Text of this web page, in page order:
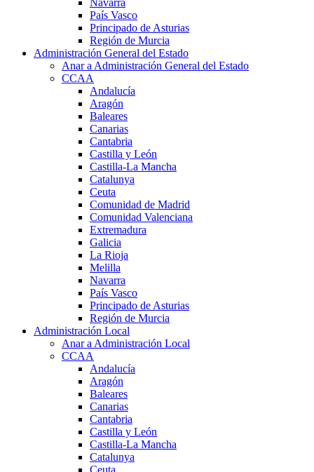
País Vasco
Principado de Asturias
Región de Murcia
Administración General del Estado
Anar a Administración General del Estado
CCAA
Andalucía
Aragón
Baleares
Canarias
Cantabria
Castilla y León
Castilla-La Mancha
Catalunya
Ceuta
Comunidad de Madrid
Comunidad Valenciana
Extremadura
Galicia
La Rioja
Melilla
Navarra
País Vasco
Principado de Asturias
Región de Murcia
Administración Local
Anar a Administración Local
CCAA
Andalucía
Aragón
Baleares
Canarias
Cantabria
Castilla y León
Castilla-La Mancha
Catalunya
Ceuta